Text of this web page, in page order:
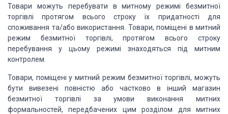
Товари можуть перебувати в митному режимі безмитної
торгівлі протягом всього строку їх придатності для
споживання та/або використання. Товари, поміщені в митний
режим безмитної торгівлі, протягом всього строку
перебування у цьому режимі знаходяться під митним
контролем.
Товари, поміщені у митний режим безмитної торгівлі, можуть
бути вивезені повністю або частково в інший магазин
безмитної торгівлі за умови виконання митних
формальностей, передбачених цим розділом для митних